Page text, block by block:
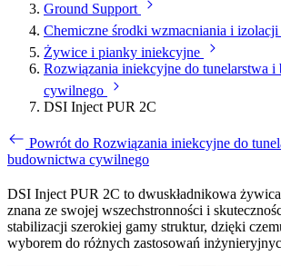
Ground Support
Chemiczne środki wzmacniania i
Żywice i pianky iniekcyjne
Rozwiązania iniekcyjne do tunelarstwa i
cywilnego
DSI Inject PUR 2C
Powrót do Rozwiązania iniekcyjne do
budownictwa cywilnego
DSI Inject PUR 2C to dwuskładnikowa
znana ze swojej wszechstronności i
stabilizacji szerokiej gamy struktur, dzięki
wyborem do różnych zastosowań